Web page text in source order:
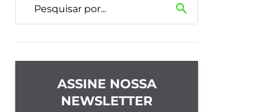
search
ASSINE NOSSA
NEWSLETTER